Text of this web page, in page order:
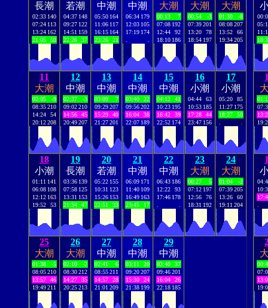
長潮
02:33 140
07:24 113
13:24 162
21:05
50
若潮
04:37 148
09:27 122
14:51 159
22:26
37
中潮
05:50 164
11:06 117
16:15 164
23:26
21
中潮
06:34 179
12:03 105
17:19 174
大潮
00:13
7
07:08 192
12:44
92
18:10 186
大潮
00:54
-3
07:39201
13:20
78
18:54 197
大潮
01:30
-8
08:08207
13:52
66
19:34205
11
大潮
02:05
-9
08:35210
14:24
54
20:12208
12
中潮
02:37
-3
09:02210
14:56
45
20:49207
13
中潮
03:09
7
09:29207
15:29
40
21:27201
14
中潮
03:40
22
09:56202
16:04
38
22:07 189
15
中潮
04:12
41
10:23 195
16:42
39
22:52 174
16
小潮
04:44
63
10:53 185
17:28
44
23:47 156
17
小潮
05:20
85
11:27 175
18:27
50
18
小潮
01:11 141
06:08 108
12:12 163
19:52
53
19
長潮
03:36 139
07:58 125
13:31 153
21:34
47
20
若潮
05:22 155
10:31 123
15:26 153
22:51
33
21
中潮
06:09 171
11:40 109
16:49 163
23:45
17
22
中潮
06:43 186
12:22
93
17:46 178
23
大潮
00:27
5
07:12 197
12:56
76
18:31 192
24
大潮
01:04
-2
07:39205
13:26
60
19:11 204
25
大潮
01:38
-5
08:05210
13:57
46
19:49211
26
大潮
02:10
-2
08:30212
14:27
35
20:25213
27
中潮
02:41
6
08:55211
14:57
28
21:01 209
28
中潮
03:11
20
09:20207
15:30
24
21:38 199
29
中潮
03:40
37
09:46201
16:04
26
22:18 185